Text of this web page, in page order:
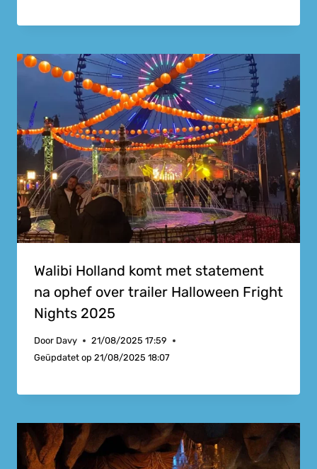
Walibi Holland komt met statement
na ophef over trailer Halloween Fright
Nights 2025
Door Davy
21/08/2025 17:59
Geüpdatet op 21/08/2025 18:07